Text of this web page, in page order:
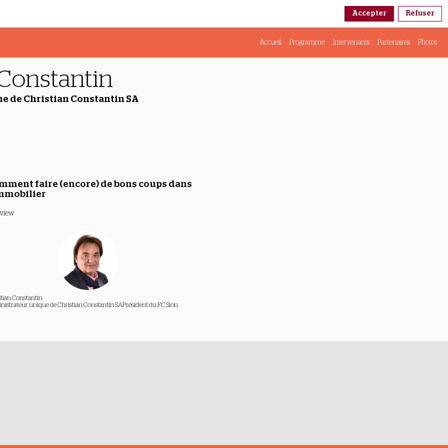
Accueil Programme Intervenants Partenaires Photos
de Christian Constantin SA
faire (encore) de bons coups dans
CC
Constantin
unique de Christian Constantin SAPrésident du FC Sion
Accepter Refuser